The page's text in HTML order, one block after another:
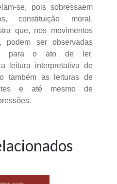
se, pois sobressaem
constituição moral,
que, nos movimentos
podem ser observadas
para o ato de ler,
leitura interpretativa de
também as leituras de
e até mesmo de